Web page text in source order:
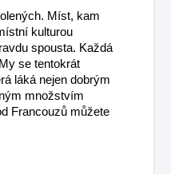
Míst, kam
kulturou
spousta. Každá
se tentokrát
láká nejen dobrým
množstvím
Francouzů můžete